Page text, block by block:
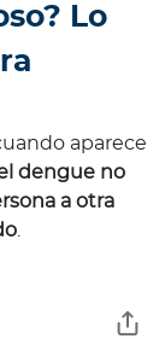
Lo
aparece
dengue no
a otra
.